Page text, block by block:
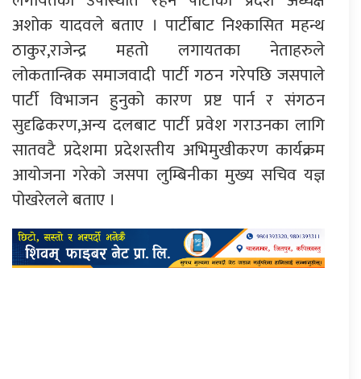
अशोक यादवले बताए । पार्टीबाट निश्कासित महन्थ
ठाकुर,राजेन्द्र महतो लगायतका नेताहरुले
लोकतान्त्रिक समाजवादी पार्टी गठन गरेपछि जसपाले
पार्टी विभाजन हुनुको कारण प्रष्ट पार्न र संगठन
सुदृढिकरण,अन्य दलबाट पार्टी प्रवेश गराउनका लागि
सातवटै प्रदेशमा प्रदेशस्तीय अभिमुखीकरण कार्यक्रम
आयोजना गरेको जसपा लुम्बिनीका मुख्य सचिव यज्ञ
पोखरेलले बताए ।